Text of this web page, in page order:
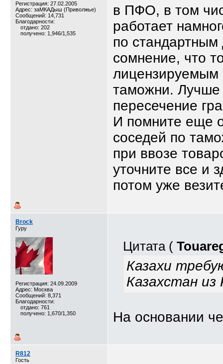
Регистрация: 27.02.2005
Адрес: заМКАДыш (Приволжье)
Сообщений: 14,731
Благодарности:
отдано: 202
получено: 1,946/1,535
в ПФО, в том
работает
по стандартным
сомнение, что
лицензируемым
таможни. Лучше
пересечение
И помните еще
соседей по
при ввозе
уточните все и
потом уже
Brock
Гуру
Регистрация: 24.09.2009
Адрес: Москва
Сообщений: 8,371
Благодарности:
отдано: 761
получено: 1,670/1,350
Цитата (
Казахи
Казахстан из
На основании
R812
Гость